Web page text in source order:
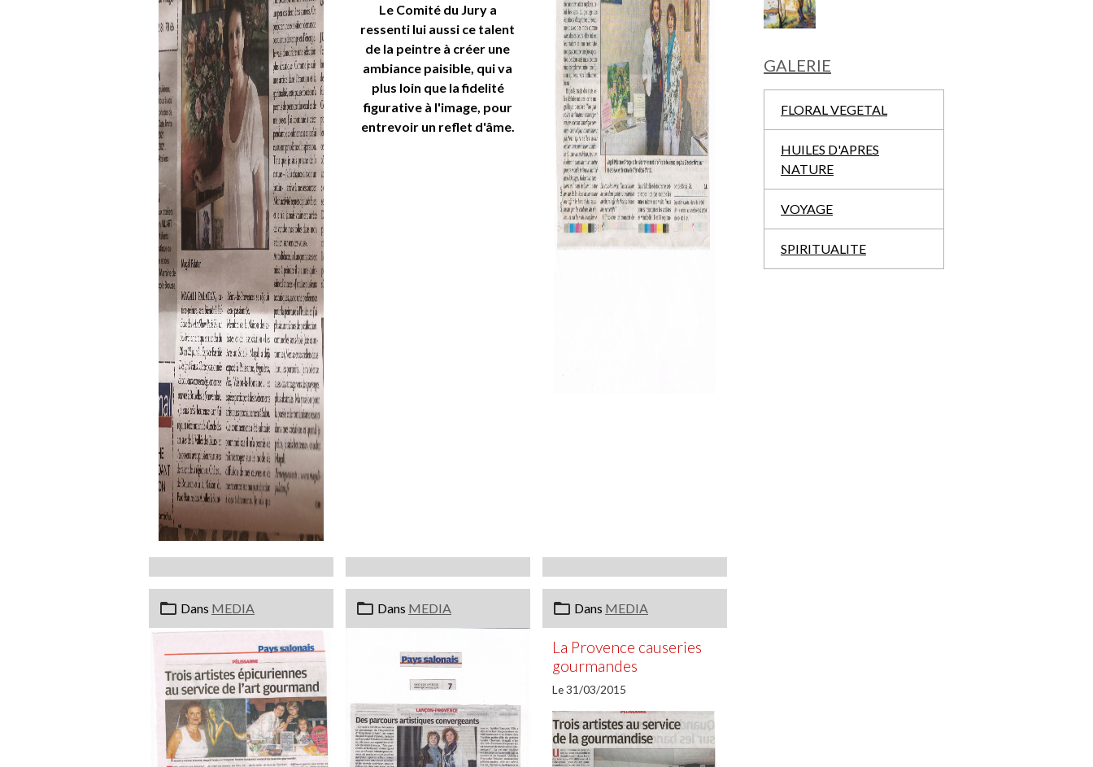
Le Comité du Jury a
ressenti lui aussi ce talent
de la peintre à créer une
ambiance paisible, qui va
plus loin que la fidelité
figurative à l'image, pour
entrevoir un reflet d'âme.
Dans MEDIA Dans MEDIA Dans MEDIA
La Provence causeries
gourmandes
Le 31/03/2015
GALERIE
FLORAL VEGETAL
HUILES D'APRES
NATURE
VOYAGE
SPIRITUALITE